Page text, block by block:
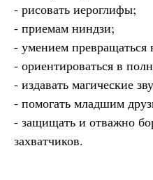
- рисовать иероглифы;
- приемам ниндзи;
- умением превращаться
- ориентироваться в
- издавать магические
- помогать младшим
- защищать и отважно
захватчиков.